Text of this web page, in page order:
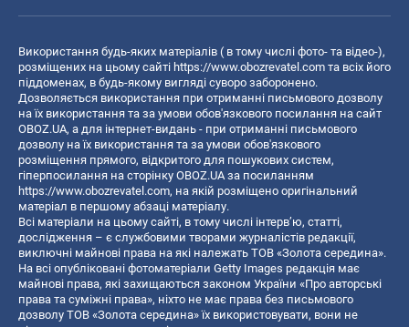
Використання будь-яких матеріалів ( в тому числі фото- та відео-),
розміщених на цьому сайті https://www.obozrevatel.com та всіх його
піддоменах, в будь-якому вигляді суворо заборонено.
Дозволяється використання при отриманні письмового дозволу
на їх використання та за умови обов'язкового посилання на сайт
OBOZ.UA, а для інтернет-видань - при отриманні письмового
дозволу на їх використання та за умови обов'язкового
розміщення прямого, відкритого для пошукових систем,
гіперпосилання на сторінку OBOZ.UA за посиланням
https://www.obozrevatel.com, на якій розміщено оригінальний
матеріал в першому абзаці матеріалу.
Всі матеріали на цьому сайті, в тому числі інтерв’ю, статті,
дослідження – є службовими творами журналістів редакції,
виключні майнові права на які належать ТОВ «Золота середина».
На всі опубліковані фотоматеріали Getty Images редакція має
майнові права, які захищаються законом України «Про авторські
права та суміжні права», ніхто не має права без письмового
дозволу ТОВ «Золота середина» їх використовувати, вони не